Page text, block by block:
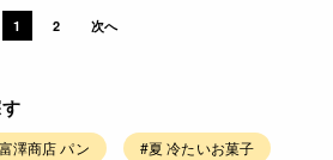
1 2 次へ
澤商店 パン #夏 冷たいお菓子